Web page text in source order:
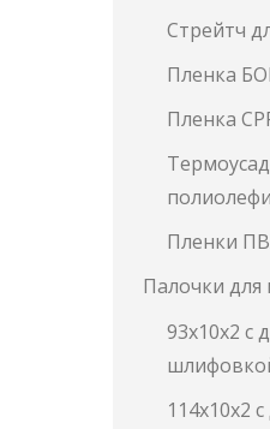
Стрейтч
Пленка
Пленка
Пленки
Палочки
93х10х2 с
114х10х2